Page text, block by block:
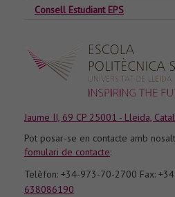
Consell Estudiant EPS
Jaume II, 69 CP 25001 - Lleida,
Pot posar-se en contacte amb
fomulari de contacte:
Telèfon: +34-973-70-2700 Fax:
638086190